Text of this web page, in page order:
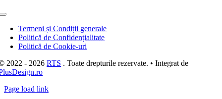
Toggle
NavigationTermeni și Condiții generale
Politică de Confidențialitate
Politică de Cookie-uri
2022 - 2026RTS . Toate drepturile rezervate. • Integrat de
Page load link